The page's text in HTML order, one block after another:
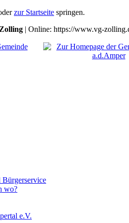
zur Startseite springen.
| Online: https://www.vg-
wo?
e.V.